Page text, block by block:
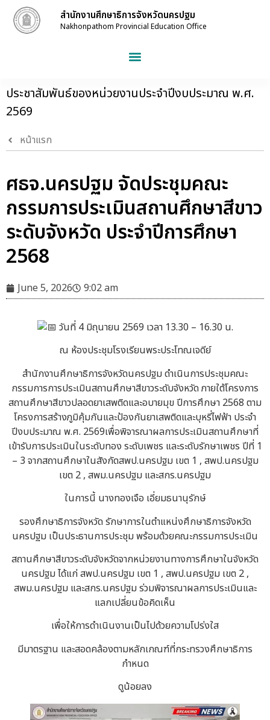
สำนักงานศึกษาธิการจังหวัดนครปฐม
Nakhonpathom Provincial Education Office
ประชาสัมพันธ์ของหน่วยงานประจำปีงบประมาณ พ.ศ.
2569
หน้าแรก
ศธจ.นครปฐม จัดประชุมคณะ
กรรมการประเมินสถานศึกษาสีขาว
ระดับจังหวัด ประจำปีการศึกษา
2568
June 5, 2026 9:02 am
วันที่ 4 มิถุนายน 2569 เวลา 13.30 – 16.30 น.
ณ ห้องประชุมโรงเรียนพระประโทณเจดีย์
สำนักงานศึกษาธิการจังหวัดนครปฐม ดำเนินการประชุมคณะ
กรรมการการประเมินสถานศึกษาสีขาวระดับจังหวัด ภายใต้โครงการ
สถานศึกษาสีขาวปลอดยาเสพติดและอบายมุข ปีการศึกษา 2568 ตาม
โครงการสร้างภูมิคุ้มกันและป้องกันยาเสพติดและบุหรี่ไฟฟ้า ประจำ
ปีงบประมาณ พ.ศ. 2569เพื่อพิจารณาผลการประเมินสถานศึกษาที่
เข้ารับการประเมินในระดับทอง ระดับเพชร และระดับรักษาเพชร ปีที่ 1
– 3 จากสถานศึกษาในสังกัดสพป.นครปฐม เขต 1 , สพป.นครปฐม
เขต 2 , สพม.นครปฐม และสกร.นครปฐม
ในการนี้ นางทองเจือ เอี่ยมธนานุรักษ์
รองศึกษาธิการจังหวัด รักษาการในตำแหน่งศึกษาธิการจังหวัด
นครปฐม เป็นประธานการประชุม พร้อมด้วยคณะกรรมการประเมิน
สถานศึกษาสีขาวระดับจังหวัดจากหน่วยงานทางการศึกษาในจังหวัด
นครปฐม ได้แก่ สพป.นครปฐม เขต 1 , สพป.นครปฐม เขต 2 ,
สพม.นครปฐม และสกร.นครปฐม ร่วมพิจารณาผลการประเมินและ
แลกเปลี่ยนข้อคิดเห็น
เพื่อให้การดำเนินงานเป็นไปด้วยความโปร่งใส
มีมาตรฐาน และสอดคล้องตามหลักเกณฑ์ที่กระทรวงศึกษาธิการ
กำหนด
ดูน้อยลง